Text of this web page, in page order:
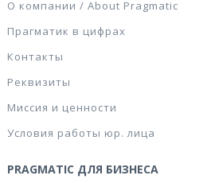
О компании / About Pragmatic
Прагматик в цифрах
Контакты
Реквизиты
Миссия и ценности
Условия работы юр. лица
PRAGMATIC ДЛЯ БИЗНЕСА